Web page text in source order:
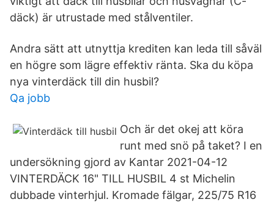
däck) är utrustade med stålventiler.
Andra sätt att utnyttja krediten kan leda till såväl
en högre som lägre effektiv ränta. Ska du köpa
nya vinterdäck till din husbil?
Qa jobb
Och är det okej att köra
runt med snö på taket? I en
undersökning gjord av Kantar 2021-04-12
VINTERDÄCK 16" TILL HUSBIL 4 st Michelin
dubbade vinterhjul. Kromade fälgar, 225/75 R16